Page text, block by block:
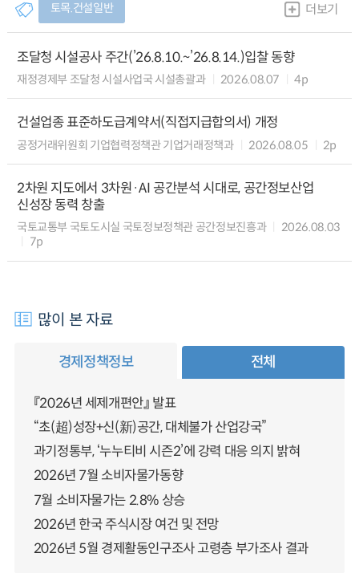
토목.건설일반 더보기
조달청 시설공사 주간(’26.8.10.~’26.8.14.)입찰 동향
재정경제부 조달청 시설사업국 시설총괄과 2026.08.07 4p
건설업종 표준하도급계약서(직접지급합의서) 개정
공정거래위원회 기업협력정책관 기업거래정책과 2026.08.05 2p
2차원 지도에서 3차원·AI 공간분석 시대로, 공간정보산업
신성장 동력 창출
국토교통부 국토도시실 국토정보정책관 공간정보진흥과
2026.08.03
7p
많이 본 자료
경제정책정보 전체
『2026년 세제개편안』 발표
“초(超)성장+신(新)공간, 대체불가 산업강국”
과기정통부, ‘누누티비 시즌2’에 강력 대응 의지 밝혀
2026년 7월 소비자물가동향
7월 소비자물가는 2.8% 상승
2026년 한국 주식시장 여건 및 전망
2026년 5월 경제활동인구조사 고령층 부가조사 결과